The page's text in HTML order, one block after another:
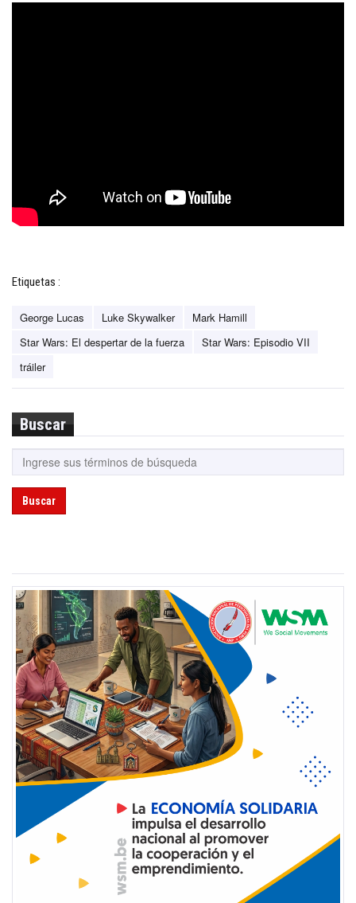
Etiquetas :
George Lucas Luke Skywalker
Mark Hamill
Star Wars: El despertar de la fuerza
Star Wars: Episodio VII
tráiler
Buscar
Buscar